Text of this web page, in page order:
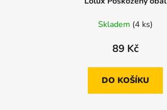
Skladem (4 ks)
89 Kč
DO KOŠÍKU